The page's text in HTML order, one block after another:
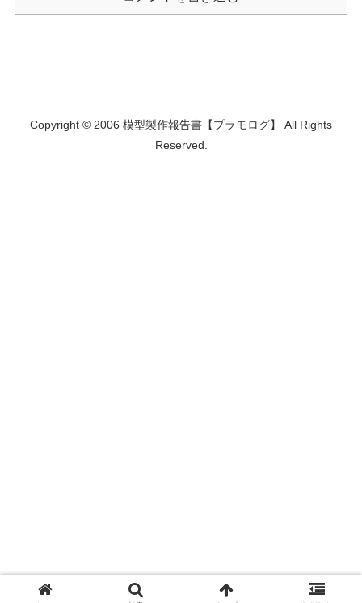
Copyright © 2006 模型製作報告書【プラモログ】 All Rights
Reserved.